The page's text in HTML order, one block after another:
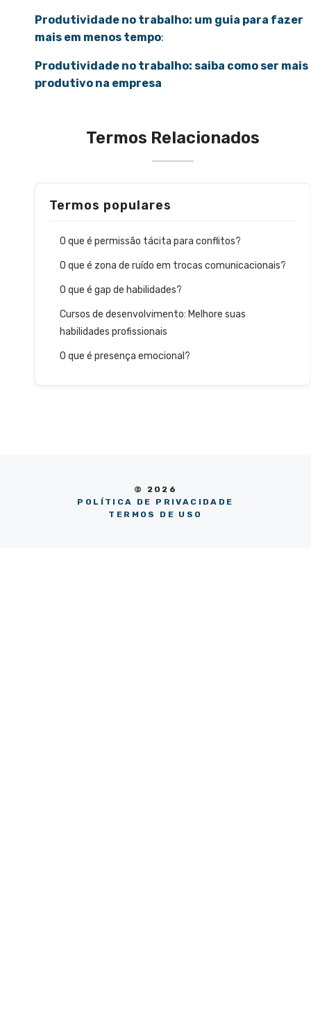
Produtividade no trabalho: um guia para fazer
mais em menos tempo:
Produtividade no trabalho: saiba como ser mais
produtivo na empresa
Termos Relacionados
Termos populares
O que é permissão tácita para conflitos?
O que é zona de ruído em trocas comunicacionais?
O que é gap de habilidades?
Cursos de desenvolvimento: Melhore suas
habilidades profissionais
O que é presença emocional?
© 2026
POLÍTICA DE PRIVACIDADE
TERMOS DE USO